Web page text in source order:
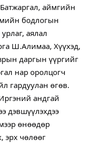
аймгийн
бодлогын
аялал
Ш.Алимаа, Хүүхэд,
даргын үүргийг
нар оролцогч
гардуулан өгөв.
андгай
дэвшүүлэхдээ
өнөөдөр
эрх чөлөөг